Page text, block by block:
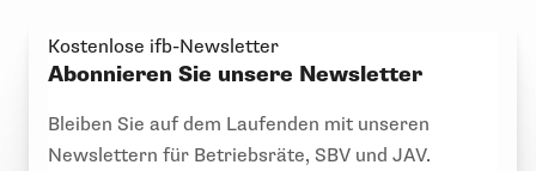
Kostenlose ifb-Newsletter
Abonnieren Sie unsere Newsletter
Bleiben Sie auf dem Laufenden mit unseren
Newslettern für Betriebsräte, SBV und JAV.